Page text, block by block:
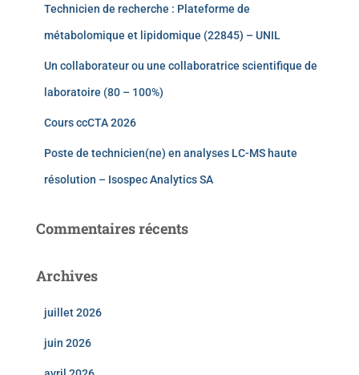
Technicien de recherche : Plateforme de
métabolomique et lipidomique (22845) – UNIL
Un collaborateur ou une collaboratrice scientifique de
laboratoire (80 – 100%)
Cours ccCTA 2026
Poste de technicien(ne) en analyses LC-MS haute
résolution – Isospec Analytics SA
Commentaires récents
Archives
juillet 2026
juin 2026